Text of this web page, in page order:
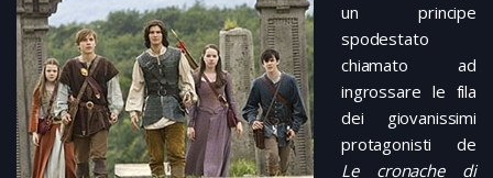
un principe
spodestato
chiamato ad
ingrossare le fila
dei giovanissimi
protagonisti de
Le cronache di